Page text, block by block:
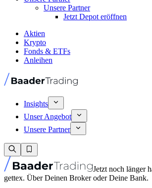
Unsere Partner
Jetzt Depot eröffnen
Aktien
Krypto
Fonds & ETFs
Anleihen
Insights
Unser Angebot
Unsere Partner
Jetzt noch länger
gettex. Über Deinen Broker oder Deine Bank.